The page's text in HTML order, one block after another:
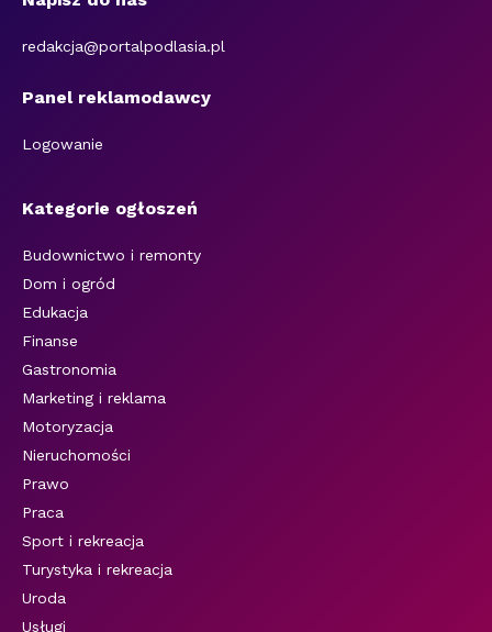
redakcja@portalpodlasia.pl
Panel reklamodawcy
Logowanie
Kategorie ogłoszeń
Budownictwo i remonty
Dom i ogród
Edukacja
Finanse
Gastronomia
Marketing i reklama
Motoryzacja
Nieruchomości
Prawo
Praca
Sport i rekreacja
Turystyka i rekreacja
Uroda
Usługi